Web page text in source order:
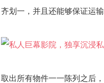
齐划一，并且还能够保证运输
取出所有物件一一陈列之后